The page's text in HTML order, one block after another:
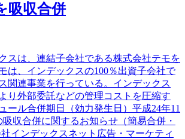
吸収合併
スは、連結子会社である株式会社テモを
は、インデックスの100％出資子会社で
関連事業を行っている。インデックス
り外部委託などの管理コストを圧縮す
ール合併期日（効力発生日）平成24年11
収合併に関するお知らせ（簡易合併・
インデックスネット広告・マーケティ